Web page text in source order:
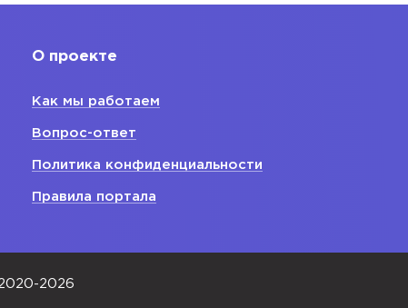
О проекте
Как мы работаем
Вопрос-ответ
Политика конфиденциальности
Правила портала
2026